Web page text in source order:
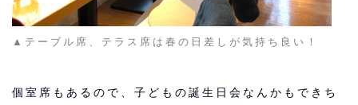
▲テーブル席、テラス席は春の日差しが気持ち良い！
個室席もあるので、子どもの誕生日会なんかもできち